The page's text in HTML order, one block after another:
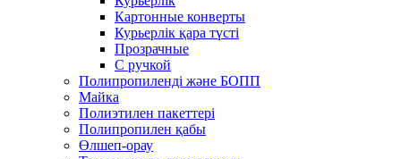
Картонные конверты
Курьерлік қара түсті
Прозрачные
С ручкой
Полипропиленді және БОПП
Майка
Полиэтилен пакеттері
Полипропилен қабы
Өлшеп-орау